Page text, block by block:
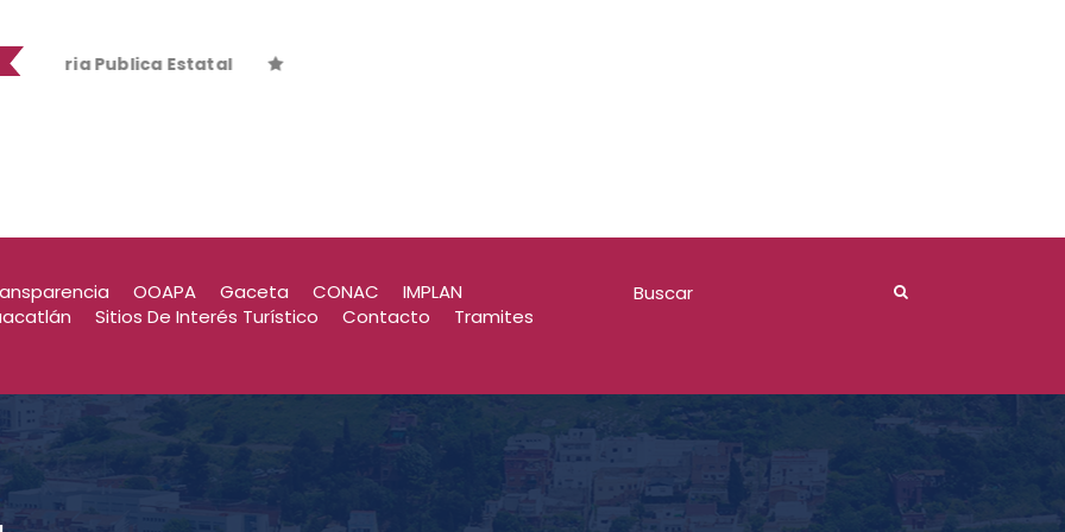
Publica Estatal
OOAPA Gaceta CONAC
IMPLAN
Sitios De Interés Turístico Contacto
Tramites